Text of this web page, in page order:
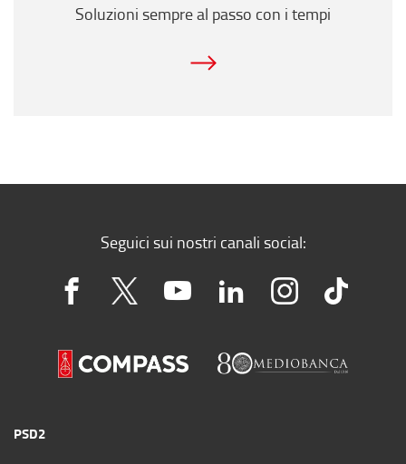
Soluzioni sempre al passo con i tempi
Seguici sui nostri canali social:
PSD2